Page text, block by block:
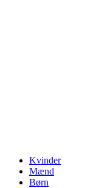
Kvinder
Mænd
Børn